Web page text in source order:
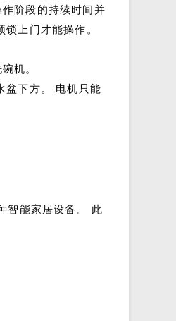
阶段的持续时间并
上门才能操作。
机。
盆下方。 电机只能
智能家居设备。 此